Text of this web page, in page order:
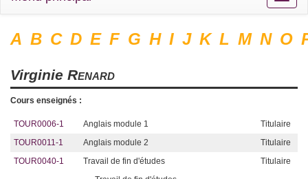
A B C D E F G H I J K L M N O
Virginie Renard
Cours enseignés :
TOUR0006-1 Anglais module 1
Titulaire
TOUR0011-1
Anglais module 2
Titulaire
TOUR0040-1
Travail de fin d'études
Titulaire